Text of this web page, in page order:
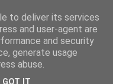
to deliver its services
and user-agent are
and security
generate usage
abuse.